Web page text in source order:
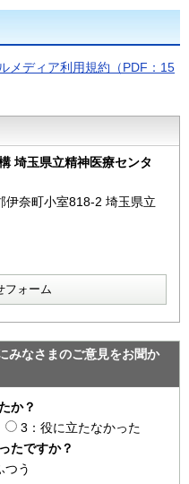
メディア利用規約（PDF：15
埼玉県立精神医療センタ
伊奈町小室818-2 埼玉県立
フォーム
みなさまのご意見をお聞か
か？
3：役に立たなかった
たですか？
つう